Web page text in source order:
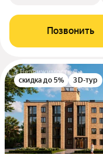
Позвонить
скидка до 5% 3D-тур